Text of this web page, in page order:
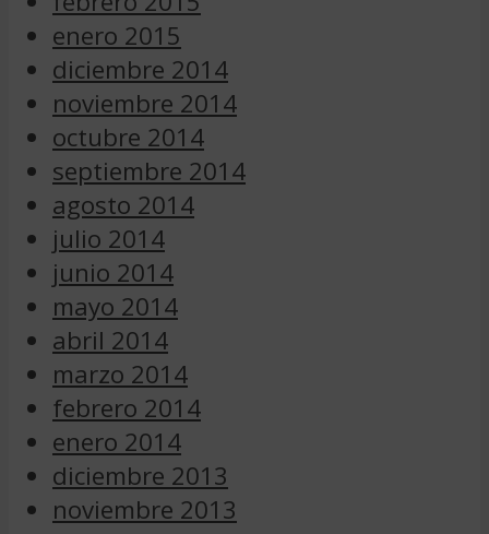
enero 2015
diciembre 2014
noviembre 2014
octubre 2014
septiembre 2014
agosto 2014
julio 2014
junio 2014
mayo 2014
abril 2014
marzo 2014
febrero 2014
enero 2014
diciembre 2013
noviembre 2013